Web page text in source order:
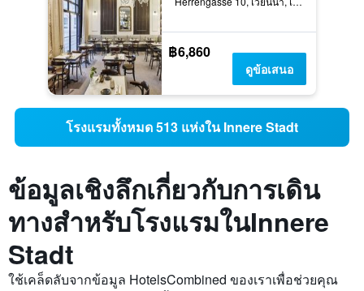
฿6,860
ดูข้อเสนอ
โรงแรมทั้งหมด 513 แห่งใน Innere Stadt
ข้อมูลเชิงลึกเกี่ยวกับการเดิน
ทางสำหรับโรงแรมในInnere
Stadt
ใช้เคล็ดลับจากข้อมูล HotelsCombined ของเราเพื่อช่วยคุณ